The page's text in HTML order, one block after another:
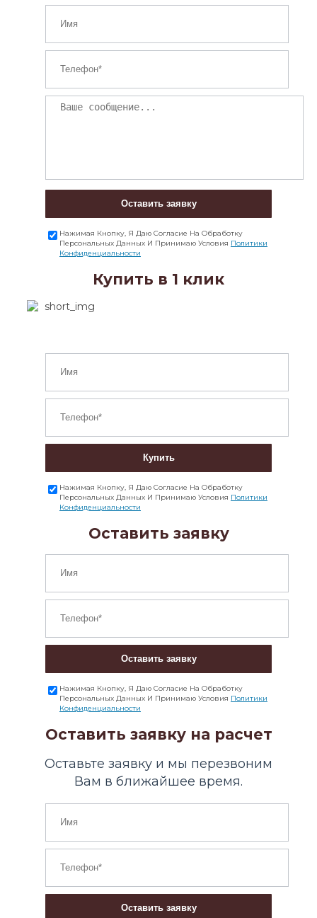
Оставить заявку
Нажимая Кнопку, Я Даю Согласие На Обработку
Персональных Данных И Принимаю Условия Политики
Конфиденциальности
Купить в 1 клик
Купить
Нажимая Кнопку, Я Даю Согласие На Обработку
Персональных Данных И Принимаю Условия Политики
Конфиденциальности
Оставить заявку
Оставить заявку
Нажимая Кнопку, Я Даю Согласие На Обработку
Персональных Данных И Принимаю Условия Политики
Конфиденциальности
Оставить заявку на расчет
Оставьте заявку и мы перезвоним
Вам в ближайшее время.
Оставить заявку